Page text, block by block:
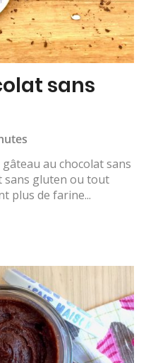
sans
au chocolat sans
sans gluten ou tout
plus de farine...